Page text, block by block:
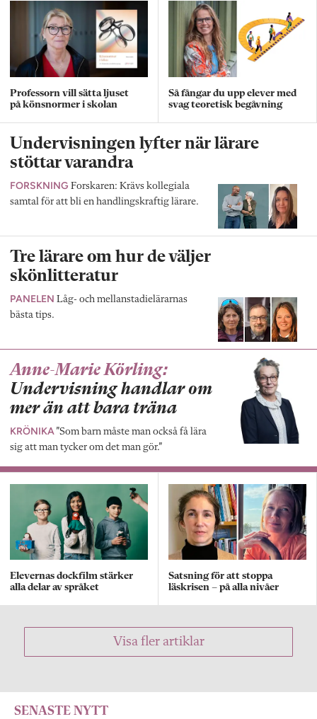
Professorn vill sätta ljuset
på könsnormer i skolan
Så fångar du upp elever med
svag teoretisk begåvning
Undervisningen lyfter när lärare
stöttar varandra
FORSKNING Forskaren: Krävs kollegiala
samtal för att bli en handlingskraftig lärare.
Tre lärare om hur de väljer
skönlitteratur
PANELEN Låg- och mellanstadielärarnas
bästa tips.
Anne-Marie Körling:
Undervisning handlar om
mer än att bara träna
KRÖNIKA ”Som barn måste man också få lära
sig att man tycker om det man gör.”
Elevernas dockfilm stärker
alla delar av språket
Satsning för att stoppa
läskrisen – på alla nivåer
Visa fler artiklar
SENASTE NYTT